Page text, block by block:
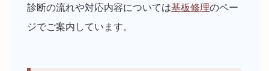
診断の流れや対応内容については基板修理のペー
ジでご案内しています。